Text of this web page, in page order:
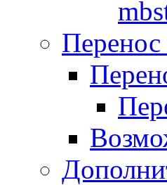
Перенос